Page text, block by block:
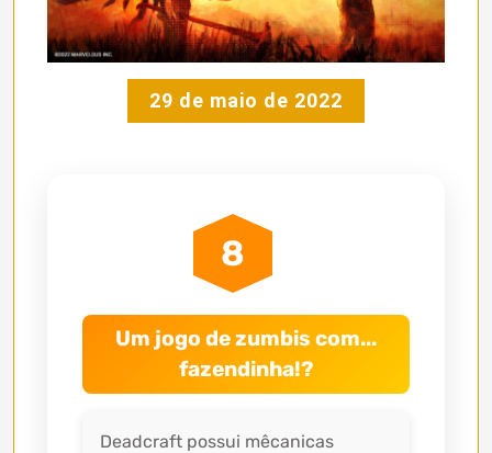
29 de maio de 2022
8
Um jogo de zumbis com...
fazendinha!?
Deadcraft possui mêcanicas